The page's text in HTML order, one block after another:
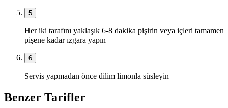
5
Her iki tarafını yaklaşık 6-8 dakika pişirin veya içleri tamamen
pişene kadar ızgara yapın
6
Servis yapmadan önce dilim limonla süsleyin
Benzer Tarifler